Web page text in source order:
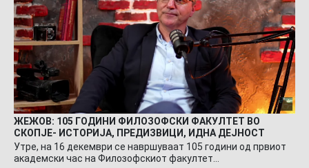
ЖЕЖОВ: 105 ГОДИНИ ФИЛОЗОФСКИ ФАКУЛТЕТ ВО
СКОПЈЕ- ИСТОРИЈА, ПРЕДИЗВИЦИ, ИДНА ДЕЈНОСТ
Утре, на 16 декември се навршуваат 105 години од првиот
академски час на Филозофскиот факултет…